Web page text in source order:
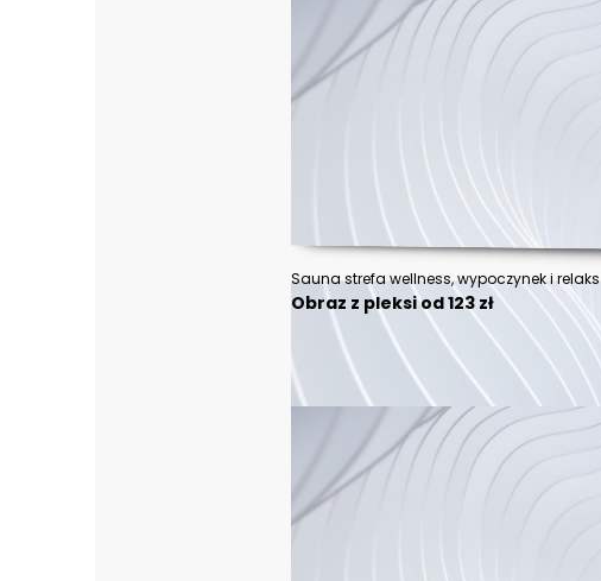
Sauna strefa wellness, wypoczynek i relaks
Obraz z pleksi od 123 zł